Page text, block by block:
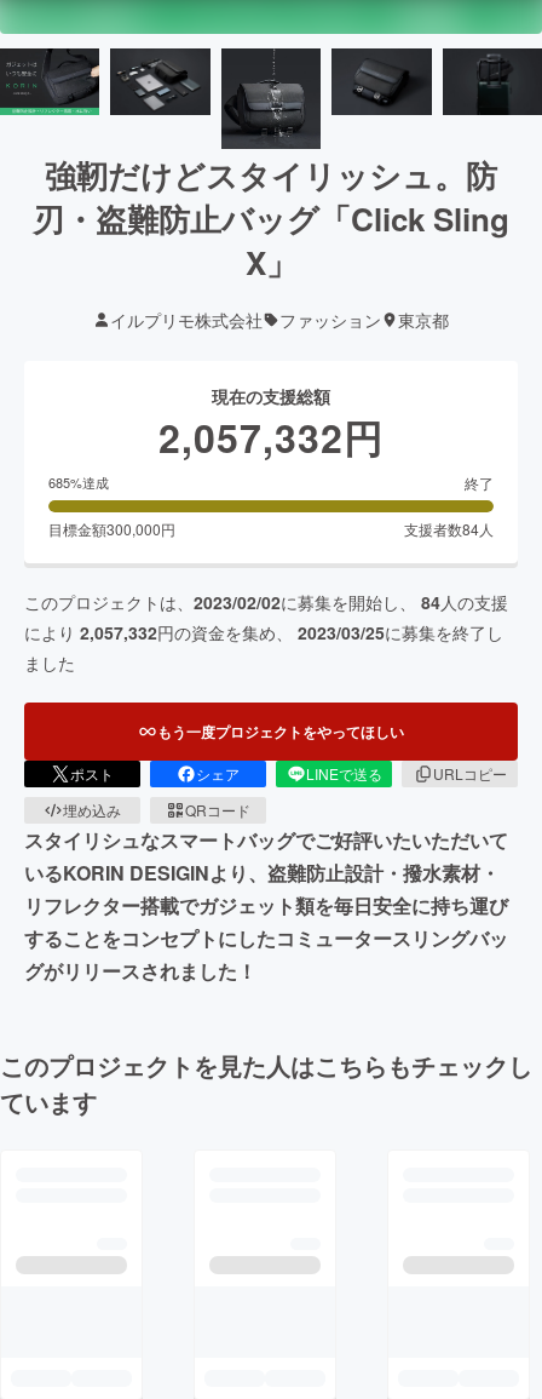
強靭だけどスタイリッシュ。防
刃・盗難防止バッグ「Click Sling
X」
イルプリモ株式会社 ファッション 東京都
現在の支援総額
2,057,332円
685%達成 終了
目標金額300,000円 支援者数84人
このプロジェクトは、 2023/02/02に募集を開始し、 84人の支援
により 2,057,332円の資金を集め、 2023/03/25に募集を終了し
ました
もう一度プロジェクトをやってほしい
ポスト シェア LINEで送る
URLコピー
埋め込み
QRコード
スタイリシュなスマートバッグでご好評いたいただいて
いるKORIN DESIGINより、盗難防止設計・撥水素材・
リフレクター搭載でガジェット類を毎日安全に持ち運び
することをコンセプトにしたコミュータースリングバッ
グがリリースされました！
このプロジェクトを見た人はこちらもチェックし
ています